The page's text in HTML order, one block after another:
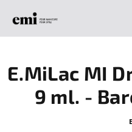
E.MiLac MI
9 ml. -